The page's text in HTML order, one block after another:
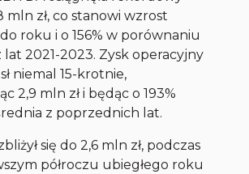
mln zł, co stanowi wzrost
roku i o 156% w porównaniu
lat 2021-2023. Zysk operacyjny
niemal 15-krotnie,
2,9 mln zł i będąc o 193%
z poprzednich lat.
się do 2,6 mln zł, podczas
półroczu ubiegłego roku